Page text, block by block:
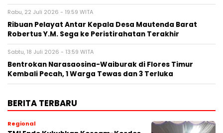
Rabu, 22 Juli 2026 - 19:59 WITA
Ribuan Pelayat Antar Kepala Desa Mautenda Barat
Robertus Y.M. Sega ke Peristirahatan Terakhir
Sabtu, 18 Juli 2026 - 13:59 WITA
Bentrokan Narasaosina-Waiburak di Flores Timur
Kembali Pecah, 1 Warga Tewas dan 3 Terluka
BERITA TERBARU
Regional